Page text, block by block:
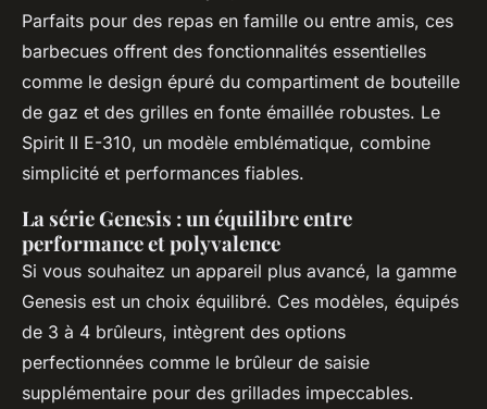
Parfaits pour des repas en famille ou entre amis, ces
barbecues offrent des fonctionnalités essentielles
comme le design épuré du compartiment de bouteille
de gaz et des grilles en fonte émaillée robustes. Le
Spirit II E-310, un modèle emblématique, combine
simplicité et performances fiables.
La série Genesis : un équilibre entre
performance et polyvalence
Si vous souhaitez un appareil plus avancé, la gamme
Genesis est un choix équilibré. Ces modèles, équipés
de 3 à 4 brûleurs, intègrent des options
perfectionnées comme le brûleur de saisie
supplémentaire pour des grillades impeccables.